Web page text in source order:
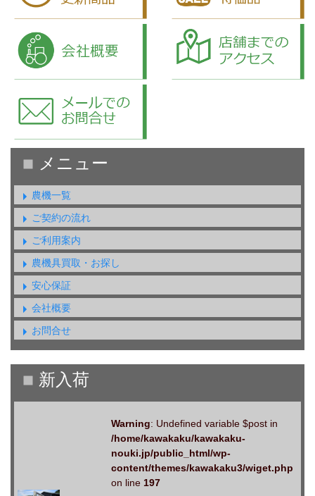
農機一覧
ご契約の流れ
ご利用案内
農機具買取・お探し
安心保証
会社概要
お問合せ
Warning: Undefined variable $post in
/home/kawakaku/kawakaku-
nouki.jp/public_html/wp-
content/themes/kawakaku3/wiget.php
on line 197